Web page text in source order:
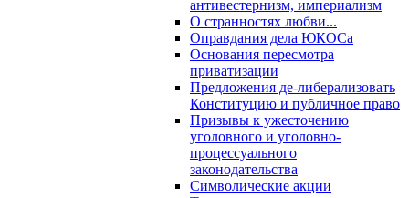
антивестернизм, империализм
О странностях любви...
Оправдания дела ЮКОСа
Основания пересмотра
приватизации
Предложения де-либерализовать
Конституцию и публичное право
Призывы к ужесточению
уголовного и уголовно-
процессуального
законодательства
Символические акции